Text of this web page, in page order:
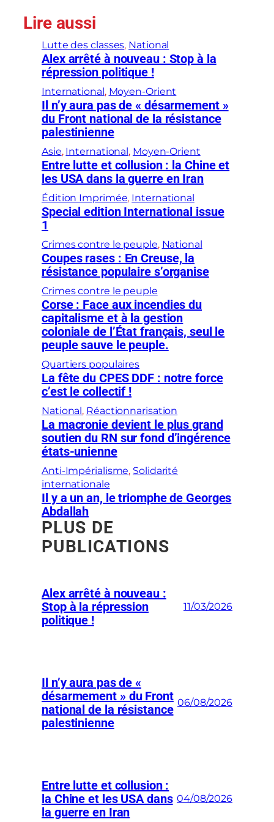
Lire aussi
Lutte des classes, National
Alex arrêté à nouveau : Stop à la
répression politique !
International , Moyen-Orient
Il n’y aura pas de « désarmement »
du Front national de la résistance
palestinienne
Asie, International , Moyen-Orient
Entre lutte et collusion : la Chine et
les USA dans la guerre en Iran
Édition Imprimée, International
Special edition International issue
1
Crimes contre le peuple, National
Coupes rases : En Creuse, la
résistance populaire s’organise
Crimes contre le peuple
Corse : Face aux incendies du
capitalisme et à la gestion
coloniale de l’État français, seul le
peuple sauve le peuple.
Quartiers populaires
La fête du CPES DDF : notre force
c’est le collectif !
National , Réactionnarisation
La macronie devient le plus grand
soutien du RN sur fond d’ingérence
états-unienne
Anti-Impérialisme, Solidarité
internationale
Il y a un an, le triomphe de Georges
Abdallah
PLUS DE
PUBLICATIONS
Alex arrêté à nouveau :
Stop à la répression
politique !
11/03/2026
Il n’y aura pas de «
désarmement » du Front
national de la résistance
palestinienne
06/08/2026
Entre lutte et collusion :
la Chine et les USA dans
la guerre en Iran
04/08/2026